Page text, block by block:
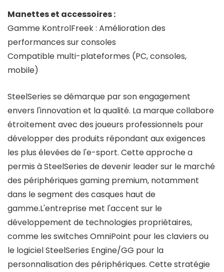
Manettes et accessoires :
Gamme KontrolFreek : Amélioration des
performances sur consoles
Compatible multi-plateformes (PC, consoles,
mobile)
SteelSeries se démarque par son engagement
envers l'innovation et la qualité. La marque collabore
étroitement avec des joueurs professionnels pour
développer des produits répondant aux exigences
les plus élevées de l'e-sport. Cette approche a
permis à SteelSeries de devenir leader sur le marché
des périphériques gaming premium, notamment
dans le segment des casques haut de
gamme.L'entreprise met l'accent sur le
développement de technologies propriétaires,
comme les switches OmniPoint pour les claviers ou
le logiciel SteelSeries Engine/GG pour la
personnalisation des périphériques. Cette stratégie